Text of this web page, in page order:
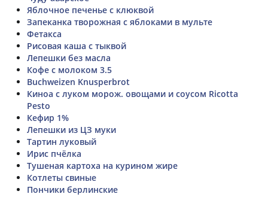
Яблочное печенье с клюквой
Запеканка творожная с яблоками в мульте
Фетакса
Рисовая каша с тыквой
Лепешки без масла
Кофе с молоком 3.5
Buchweizen Knusperbrot
Киноа с луком морож. овощами и соусом Ricotta
Pesto
Кефир 1%
Лепешки из ЦЗ муки
Тартин луковый
Ирис пчёлка
Тушеная картоха на курином жире
Котлеты свиные
Пончики берлинские